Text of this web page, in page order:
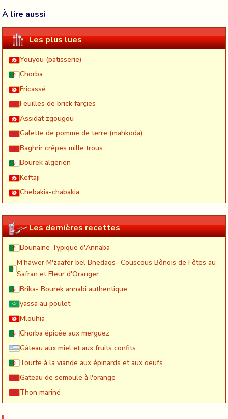
À lire aussi
Les plus lues
Youyou (patisserie)
Chorba
Fricassé
Feuilles de brick farçies
Assidat zgougou
Galette de pomme de terre (mahkoda)
Baghrir crêpes mille trous
Bourek algerien
Keftaji
Chebakia-chabakia
Les dernières recettes
Bounaïne Typique d'Annaba
M'hawer M'zaafer bel Bnedaqs- Couscous Bônois de Fêtes au
Safran et Fleur d'Oranger
Brika- Bourek annabi authentique
yassa au poulet
Mlouhia
Chorba épicée aux merguez
Gâteau aux miel et aux fruits confits
Tourte à la viande aux épinards et aux oeufs
Gateau de semoule à l'orange
Thon mariné